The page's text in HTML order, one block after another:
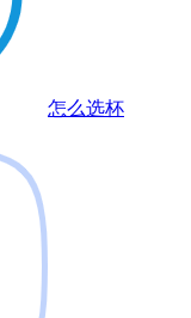
怎么选杯